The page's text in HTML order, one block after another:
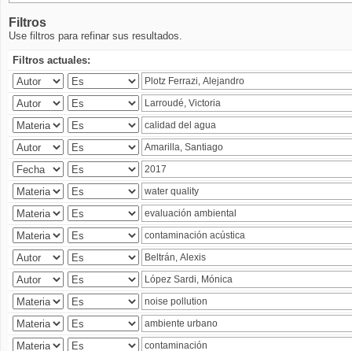
Filtros
Use filtros para refinar sus resultados.
Filtros actuales: